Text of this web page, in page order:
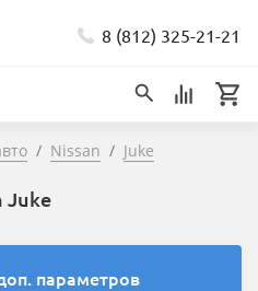
8 (812) 325-21-21
Nissan Juke
Juke
параметров